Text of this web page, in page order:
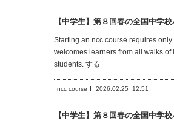
【中学生】第８回春の全国中学
Starting an ncc course requires
welcomes learners from all walks
students. する
ncc course 2026.02.25 12:51
【中学生】第８回春の全国中学